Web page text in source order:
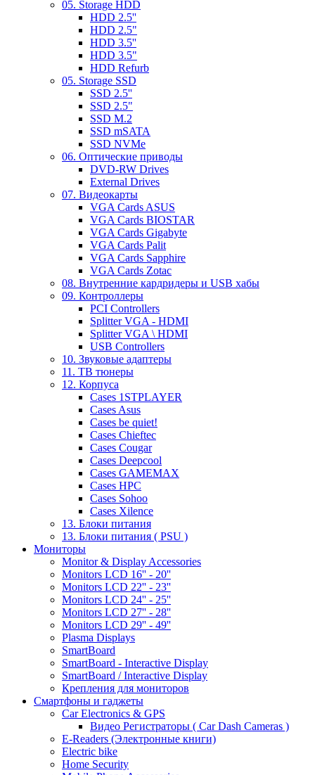
05. Storage HDD
HDD 2.5''
HDD 2.5"
HDD 3.5''
HDD 3.5"
HDD Refurb
05. Storage SSD
SSD 2.5''
SSD 2.5"
SSD M.2
SSD mSATA
SSD NVMe
06. Оптические приводы
DVD-RW Drives
External Drives
07. Видеокарты
VGA Cards ASUS
VGA Cards BIOSTAR
VGA Cards Gigabyte
VGA Cards Palit
VGA Cards Sapphire
VGA Cards Zotac
08. Внутренние кардридеры и USB хабы
09. Контроллеры
PCI Controllers
Splitter VGA - HDMI
Splitter VGA \ HDMI
USB Controllers
10. Звуковые адаптеры
11. ТВ тюнеры
12. Корпуса
Cases 1STPLAYER
Cases Asus
Cases be quiet!
Cases Chieftec
Cases Cougar
Cases Deepcool
Cases GAMEMAX
Cases HPC
Cases Sohoo
Cases Xilence
13. Блоки питания
13. Блоки питания ( PSU )
Мониторы
Monitor & Display Accessories
Monitors LCD 16'' - 20''
Monitors LCD 22'' - 23''
Monitors LCD 24'' - 25''
Monitors LCD 27'' - 28''
Monitors LCD 29'' - 49''
Plasma Displays
SmartBoard
SmartBoard - Interactive Display
SmartBoard / Interactive Display
Крепления для мониторов
Смартфоны и гаджеты
Car Electronics & GPS
Видео Регистраторы ( Car Dash Cameras )
E-Readers (Электронные книги)
Electric bike
Home Security